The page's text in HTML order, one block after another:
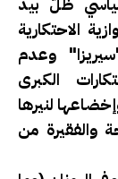
الاحتكارية
وعدم
الكبرى
لنيرها
والفقيرة من